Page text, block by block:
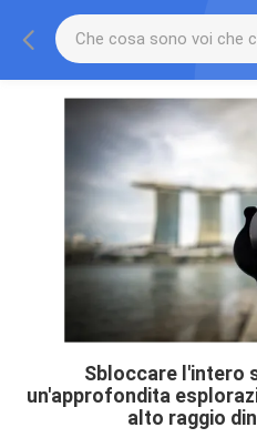
Sbloccare l'intero
un'approfondita
alto raggio